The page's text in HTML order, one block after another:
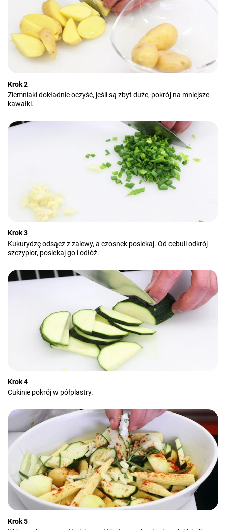
Krok 2
Ziemniaki dokładnie oczyść, jeśli są zbyt duże, pokrój na mniejsze
kawałki.
Krok 3
Kukurydzę odsącz z zalewy, a czosnek posiekaj. Od cebuli odkrój
szczypior, posiekaj go i odłóż.
Krok 4
Cukinie pokrój w półplastry.
Krok 5